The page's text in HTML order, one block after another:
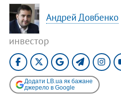
Андрей Довбенко
инвестор
Додати LB.ua як бажане
джерело в Google